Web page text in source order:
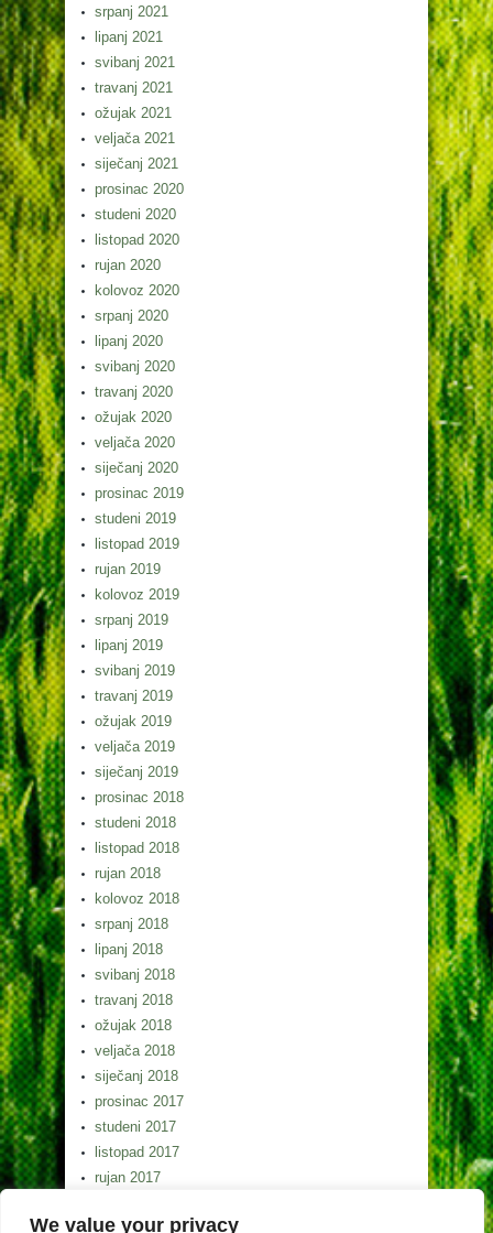
We value your privacy
srpanj 2021
lipanj 2021
svibanj 2021
travanj 2021
ožujak 2021
veljača 2021
siječanj 2021
prosinac 2020
studeni 2020
listopad 2020
rujan 2020
kolovoz 2020
srpanj 2020
lipanj 2020
svibanj 2020
travanj 2020
ožujak 2020
veljača 2020
siječanj 2020
prosinac 2019
studeni 2019
listopad 2019
rujan 2019
kolovoz 2019
srpanj 2019
lipanj 2019
svibanj 2019
travanj 2019
ožujak 2019
veljača 2019
siječanj 2019
prosinac 2018
studeni 2018
listopad 2018
rujan 2018
kolovoz 2018
srpanj 2018
lipanj 2018
svibanj 2018
travanj 2018
ožujak 2018
veljača 2018
siječanj 2018
prosinac 2017
studeni 2017
listopad 2017
rujan 2017
srpanj 2017